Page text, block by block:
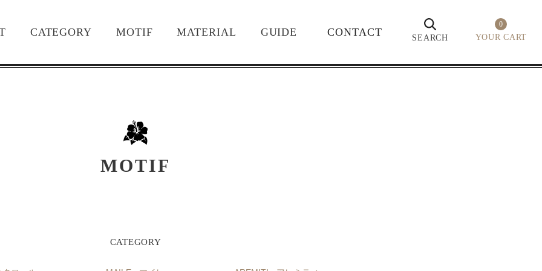
CATEGORY MOTIF MATERIAL GUIDE CONTACT SEARCH
0
YOUR CART
MOTIF